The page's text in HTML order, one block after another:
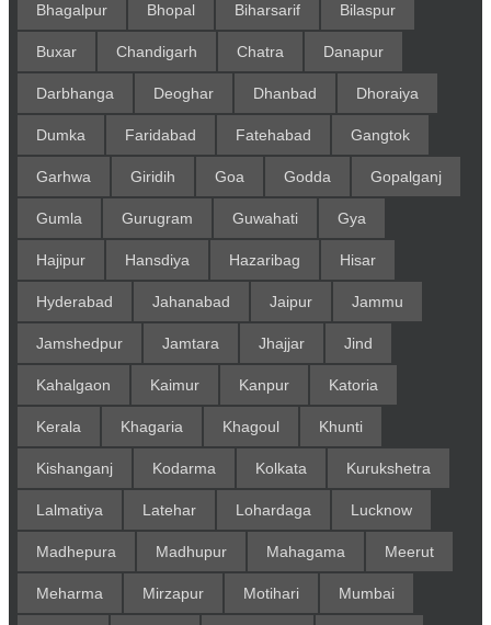
Bhagalpur Bhopal Biharsarif Bilaspur
Buxar Chandigarh Chatra Danapur
Darbhanga Deoghar Dhanbad Dhoraiya
Dumka Faridabad Fatehabad Gangtok
Garhwa Giridih Goa Godda Gopalganj
Gumla Gurugram Guwahati Gya
Hajipur Hansdiya Hazaribag Hisar
Hyderabad Jahanabad Jaipur Jammu
Jamshedpur Jamtara Jhajjar Jind
Kahalgaon Kaimur Kanpur Katoria
Kerala Khagaria Khagoul Khunti
Kishanganj Kodarma Kolkata Kurukshetra
Lalmatiya Latehar Lohardaga Lucknow
Madhepura Madhupur Mahagama Meerut
Meharma Mirzapur Motihari Mumbai